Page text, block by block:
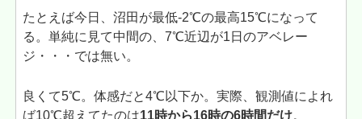
たとえば今日、沼田が最低-2℃の最高15℃になって
る。単純に見て中間の、7℃近辺が1日のアベレー
ジ・・・では無い。
良くて5℃。体感だと4℃以下か。実際、観測値によれ
ば10℃超えてたのは11時から16時の6時間だけ。